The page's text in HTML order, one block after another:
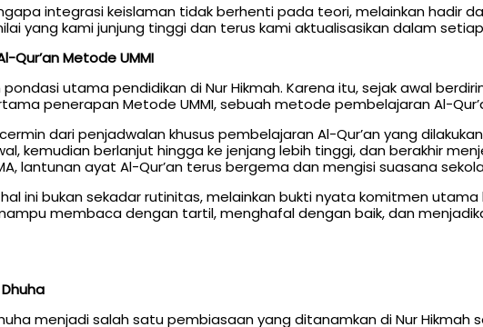
integrasi keislaman tidak berhenti pada teori, melainkan hadir
yang kami junjung tinggi dan terus kami aktualisasikan dalam
Qur’an Metode UMMI
pondasi utama pendidikan di Nur Hikmah. Karena itu, sejak awal
penerapan Metode UMMI, sebuah metode pembelajaran Al-
dari penjadwalan khusus pembelajaran Al-Qur’an yang
kemudian berlanjut hingga ke jenjang lebih tinggi, dan berakhir
lantunan ayat Al-Qur’an terus bergema dan mengisi suasana
hal ini bukan sekadar rutinitas, melainkan bukti nyata komitmen
membaca dengan tartil, menghafal dengan baik, dan
menjadi salah satu pembiasaan yang ditanamkan di Nur